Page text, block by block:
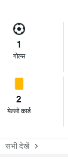
1
गोल्स
2
येल्लो कार्ड
सभी देखें